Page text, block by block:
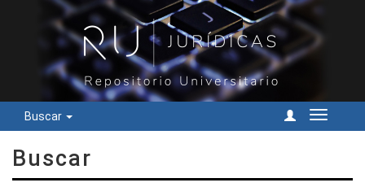
Buscar
Cambiar
Buscar